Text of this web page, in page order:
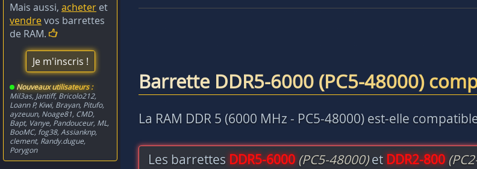
Barrette DDR5-6000 (PC5-48000)
La RAM DDR 5 (6000 MHz - PC5-48000) est-elle
Les barrettes DDR5-6000 (PC5-48000)et DDR2-800
Mais aussi, acheter et
vendrevos barrettes
de RAM.
Je m'inscris !
Nouveaux utilisateurs :
Mil3as, Jantiff, Bricolo212,
Loann P,Kiwi, Brayan, Pitufo,
ayzeuun, Noage81, CMD,
Bapt, Vanye, Pandouceur, ML,
BooMC, fog38, Assianknp,
clement, Randy.dugue,
Porygon